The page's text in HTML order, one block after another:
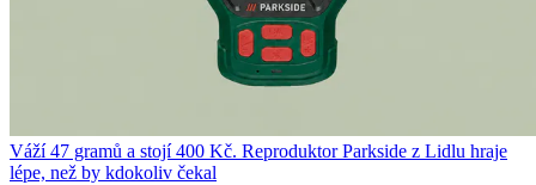
Váží 47 gramů a stojí 400 Kč. Reproduktor Parkside z Lidlu hraje
lépe, než by kdokoliv čekal